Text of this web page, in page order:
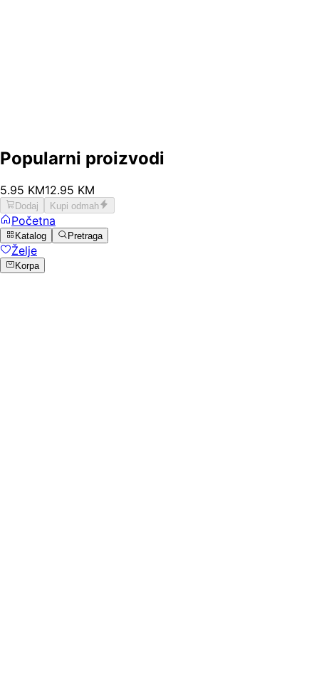
Popularni proizvodi
5.95 KM12.95 KM
Dodaj Kupi odmah
Početna
Katalog Pretraga
Želje
Korpa